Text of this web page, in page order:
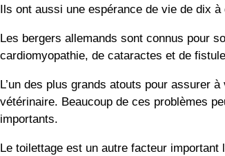
Ils ont aussi une espérance de vie de dix à
Les bergers allemands sont connus pour
cardiomyopathie, de cataractes et de
L’un des plus grands atouts pour assurer
vétérinaire. Beaucoup de ces problèmes
importants.
Le toilettage est un autre facteur